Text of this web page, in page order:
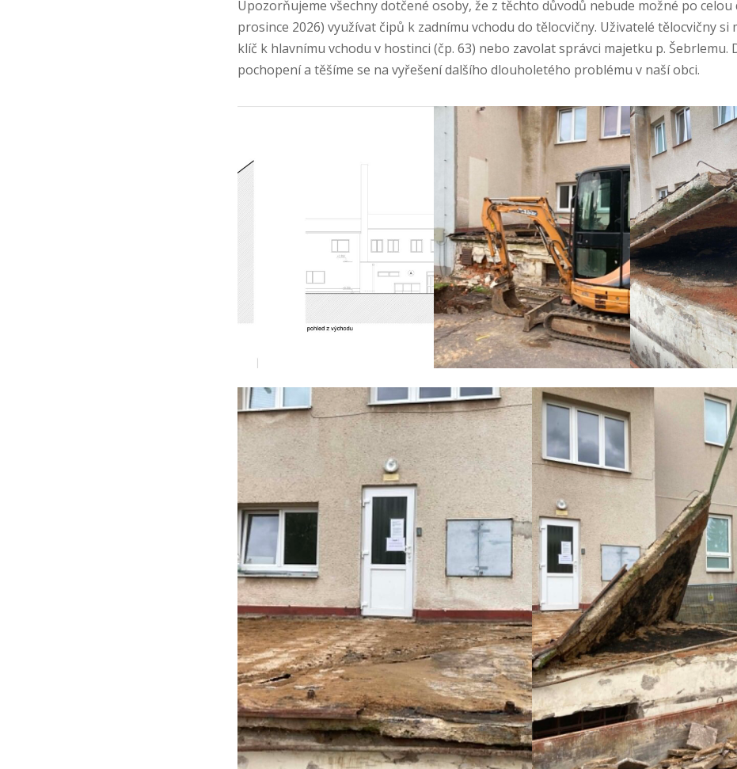
Upozorňujeme všechny dotčené osoby, že z těchto důvodů nebude možné po celou
prosince 2026) využívat čipů k zadnímu vchodu do tělocvičny. Uživatelé tělocvičny
klíč k hlavnímu vchodu v hostinci (čp. 63) nebo zavolat správci majetku p. Šebrlemu.
pochopení a těšíme se na vyřešení dalšího dlouholetého problému v naší obci.